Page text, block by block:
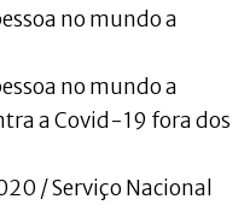
no mundo a
no mundo a
a Covid-19 fora dos
/ Serviço Nacional